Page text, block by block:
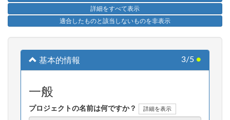
詳細をすべて表示
適合したものと該当しないものを非表示
基本的情報 3/5 ●
一般
プロジェクトの名前は何ですか？ 詳細を表示